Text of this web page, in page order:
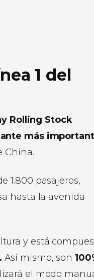
1 del
Rolling Stock
más
China.
1.800 pasajeros,
hasta la avenida
y está
Así mismo, son
el modo